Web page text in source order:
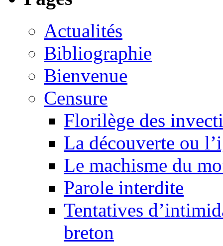
Actualités
Bibliographie
Bienvenue
Censure
Florilège des
La découverte ou
Le machisme du
Parole interdite
Tentatives
breton